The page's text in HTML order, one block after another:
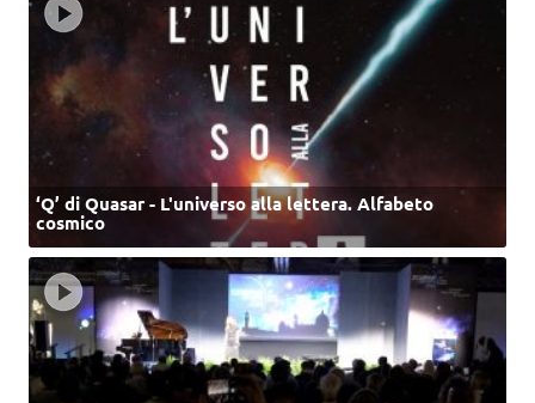
‘Q’ di Quasar - L'universo alla lettera. Alfabeto
cosmico